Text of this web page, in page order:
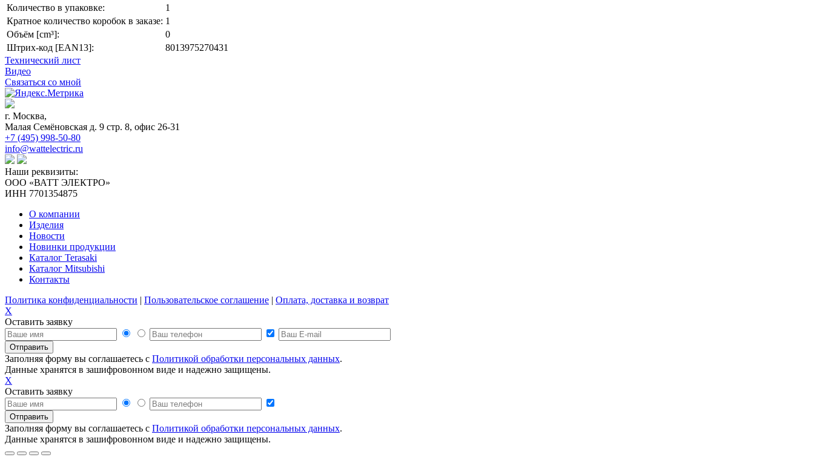
Количество в упаковке:
1
Кратное количество коробок в заказе: 1
Объём [cm³]:
0
Штрих-код [EAN13]:
8013975270431
Технический лист
Видео
Связаться со мной
г. Москва,
Малая Семёновская д. 9 стр. 8, офис 26-31
+7 (495) 998-50-80
info@wattelectric.ru
Наши реквизиты:
ООО «ВАТТ ЭЛЕКТРО»
ИНН 7701354875
О компании
Изделия
Новости
Новинки продукции
Каталог Terasaki
Каталог Mitsubishi
Контакты
Политика конфиденциальности | Пользовательское соглашение | Оплата, доставка и возврат
X
Оставить заявку
Заполняя форму вы соглашаетесь с Политикой обработки персональных данных.
Данные хранятся в зашифровонном виде и надежно защищены.
X
Оставить заявку
Заполняя форму вы соглашаетесь с Политикой обработки персональных данных.
Данные хранятся в зашифровонном виде и надежно защищены.